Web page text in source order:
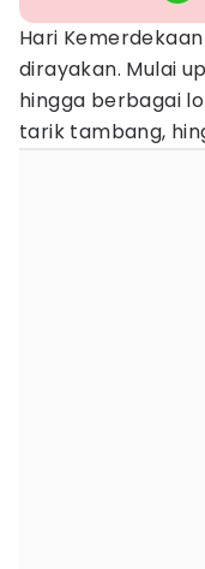
Hari
dirayakan. Mulai
hingga berbagai
tarik tambang,